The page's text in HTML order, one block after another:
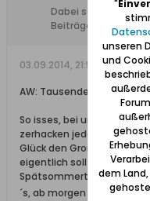
Dabei seit:
23.11.2008
Beiträge:
240
03.09.2014, 21:50
AW: Tausende Stare
So isses, bei uns im
zerhacken jeden Apfel
Glück den Großteil der
eigentlich sollten sie
´s, ab morgen wird
"
unseren
und
dem